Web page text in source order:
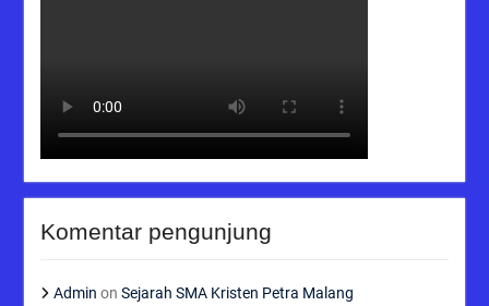
Komentar pengunjung
Admin on Sejarah SMA Kristen Petra Malang